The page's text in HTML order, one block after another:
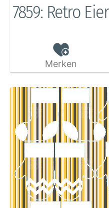
7859: Retro Eier
Merken